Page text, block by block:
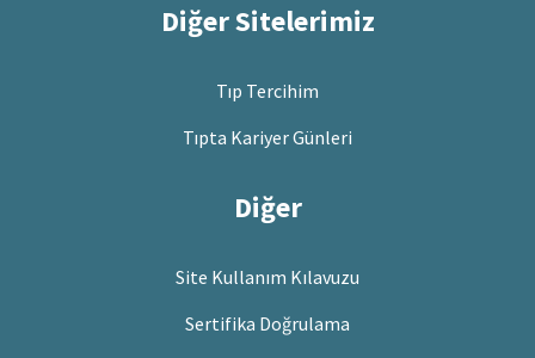
Diğer Sitelerimiz
Tıp Tercihim
Tıpta Kariyer Günleri
Diğer
Site Kullanım Kılavuzu
Sertifika Doğrulama